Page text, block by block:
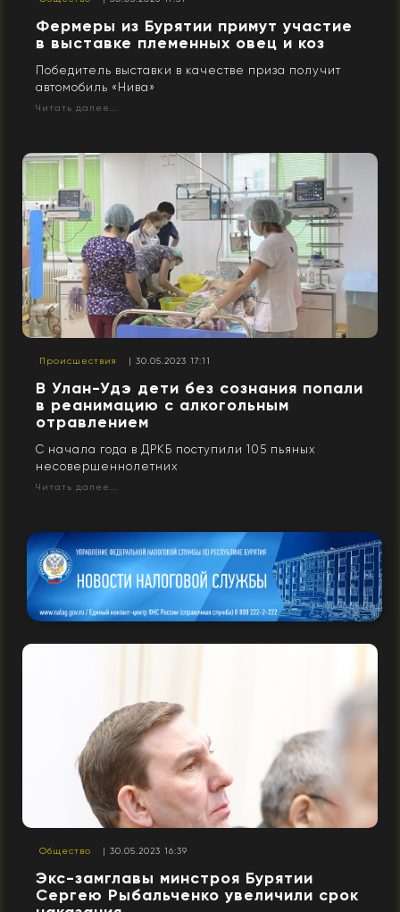
Фермеры из Бурятии примут участие
в выставке племенных овец и коз
Победитель выставки в качестве приза получит
автомобиль «Нива»
Читать далее...
Происшествия | 30.05.2023 17:11
В Улан-Удэ дети без сознания попали
в реанимацию с алкогольным
отравлением
С начала года в ДРКБ поступили 105 пьяных
несовершеннолетних
Читать далее...
Общество | 30.05.2023 16:39
Экс-замглавы минстроя Бурятии
Сергею Рыбальченко увеличили срок